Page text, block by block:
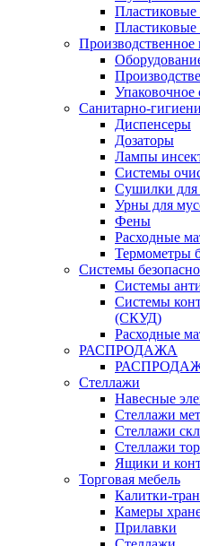
Производственное
Упаковочное
Санитарно-
Диспенсеры
Дозаторы
Лампы
Системы
Сушилки для
Урны для
Фены
Расходные
Термометры
Системы
Системы
Системы
(СКУД)
Расходные
РАСПРОДАЖА
Стеллажи
Навесные
Стеллажи
Стеллажи
Стеллажи
Ящики и
Торговая мебель
Калитки-
Камеры
Прилавки